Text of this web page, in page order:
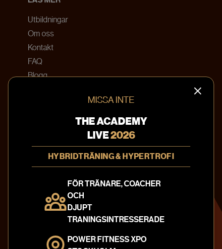
Utbildningar
Om oss
Kontakt
FAQ
Blogg
info@theacademy.se
010-20 220 41
Integritetspolicy
MISSA INTE
THE ACADEMY
LIVE2026
HYBRIDTRÄNING & HYPERTROFI
FÖR TRÄNARE, COACHER
OCH
DJUPT
TRANINGSINTRESSERADE
POWER FITNESS XPO